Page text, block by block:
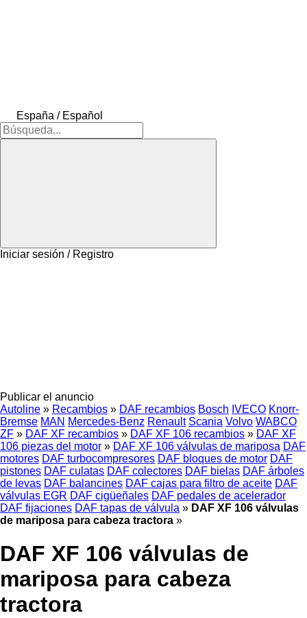
España / Español
Iniciar sesión / Registro
Publicar el anuncio
Autoline » Recambios » DAF recambios Bosch IVECO Knorr-
Bremse MAN Mercedes-Benz Renault Scania Volvo WABCO
ZF » DAF XF recambios » DAF XF 106 recambios » DAF XF
106 piezas del motor » DAF XF 106 válvulas de mariposa DAF
motores DAF turbocompresores DAF bloques de motor DAF
pistones DAF culatas DAF colectores DAF bielas DAF árboles
de levas DAF balancines DAF cajas para filtro de aceite DAF
válvulas EGR DAF cigüeñales DAF pedales de acelerador
DAF fijaciones DAF tapas de válvula » DAF XF 106 válvulas
de mariposa para cabeza tractora »
DAF XF 106 válvulas de
mariposa para cabeza
tractora